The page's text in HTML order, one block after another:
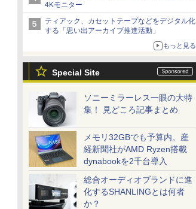
4Kモニター
ティアック、カセットテープなどをデジタル化
する「思い出アーカイブ推進活動」
もっと見る
Special Site
ソニーミラーレス一眼の大特
集！ 見どころ記事まとめ
メモリ32GBでも予算内。産
経新聞社がAMD Ryzen搭載
dynabookを2千台導入
総合オーディオブランドに進
化するSHANLINGとは何者
か？